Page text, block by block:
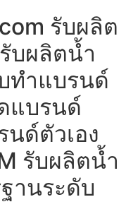
รับผลิต
บผลิตน้ำ
ทำแบรนด์
แบรนด์
ด์ตัวเอง
รับผลิตน้ำ
านระดับ